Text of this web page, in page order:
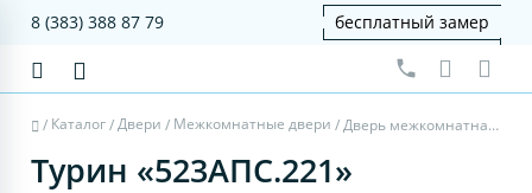
8 (383) 388 87 79 бесплатный замер
/ Каталог/Двери / Межкомнатные двери / Дверь межкомнатная Турин 523АПС.221 - латте, пунта, алюм.чёрн.
Турин «523АПС.221»